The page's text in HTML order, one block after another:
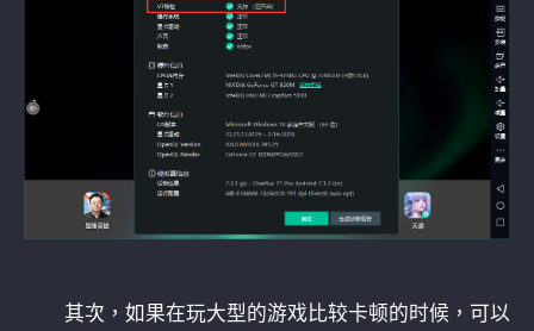
其次，如果在玩大型的游戏比较卡顿的时候，可以